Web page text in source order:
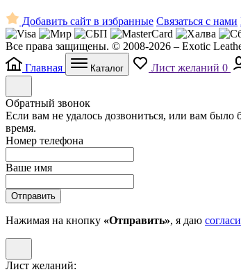
Добавить сайт в избранные Связаться с нами
Все права защищены. © 2008-2026 – Exotic
Главная
Каталог Лист желаний 0
Обратный звонок
Если вам не удалось дозвониться, или вам
время.
Номер телефона
Ваше имя
Отправить
Нажимая на кнопку «Отправить», я даю
Лист желаний: